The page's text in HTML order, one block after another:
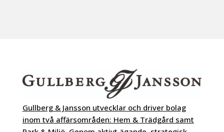
Gullberg & Jansson utvecklar och driver bolag
inom två affärsområden: Hem & Trädgård samt